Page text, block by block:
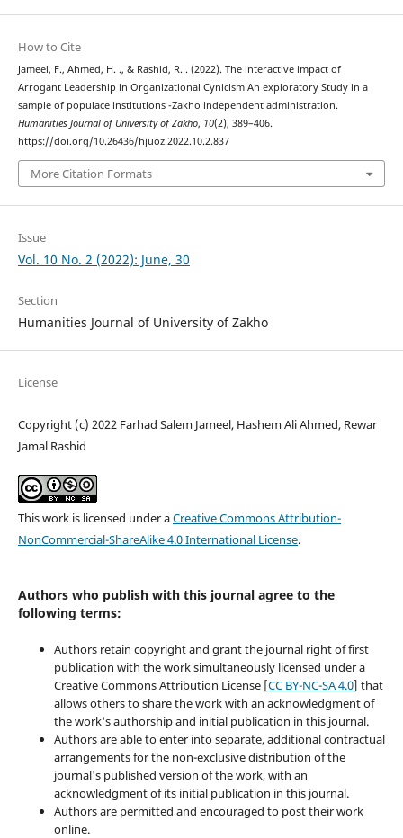
How to Cite
Jameel, F., Ahmed, H. ., & Rashid, R. . (2022). The interactive impact of
Arrogant Leadership in Organizational Cynicism An exploratory Study in a
sample of populace institutions -Zakho independent administration.
Humanities Journal of University of Zakho, 10(2), 389–406.
https://doi.org/10.26436/hjuoz.2022.10.2.837
More Citation Formats
Issue
Vol. 10 No. 2 (2022): June, 30
Section
Humanities Journal of University of Zakho
License
Copyright (c) 2022 Farhad Salem Jameel, Hashem Ali Ahmed, Rewar
Jamal Rashid
This work is licensed under aCreative Commons Attribution-
NonCommercial-ShareAlike 4.0 International License.
Authors who publish with this journal agree to the
following terms:
Authors retain copyright and grant the journal right of first
publication with the work simultaneously licensed under a
Creative Commons Attribution License [CC BY-NC-SA 4.0] that
allows others to share the work with an acknowledgment of
the work's authorship and initial publication in this journal.
Authors are able to enter into separate, additional contractual
arrangements for the non-exclusive distribution of the
journal's published version of the work, with an
acknowledgment of its initial publication in this journal.
Authors are permitted and encouraged to post their work
online.